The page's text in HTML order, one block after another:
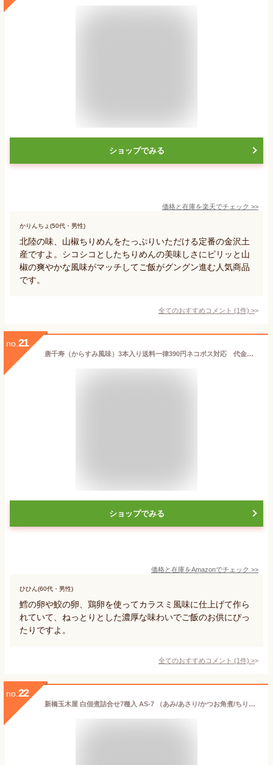
ショップでみる
価格と在庫を楽天でチェック >>
かりんちょ(50代・男性)
北陸の味、山椒ちりめんをたっぷりいただける定番の金沢土
産ですよ。シコシコとしたちりめんの美味しさにピリッと山
椒の爽やかな風味がマッチしてご飯がグングン進む人気商品
です。
全てのおすすめコメント (1件) >
no. 21
唐千寿（からすみ風味）3本入り送料一律390円ネコポス対応 代金引換、配達日時指定のご利用はいただけません
ショップでみる
価格と在庫をAmazonでチェック >>
ひひん(60代・男性)
鱈の卵や鮫の卵、鶏卵を使ってカラスミ風味に仕上げて作ら
れていて、ねっとりとした濃厚な味わいでご飯のお供にぴっ
たりですよ。
全てのおすすめコメント (1件) >
no. 22
新橋玉木屋 白佃煮詰合せ7種入 AS-7 （あみ/あさり/かつお角煮/ちりめんしらす/細切昆布/味道楽/きゃらぶき） 佃煮 高級 贈答用 ギフト 贈り物 父の日 御中元 お中元